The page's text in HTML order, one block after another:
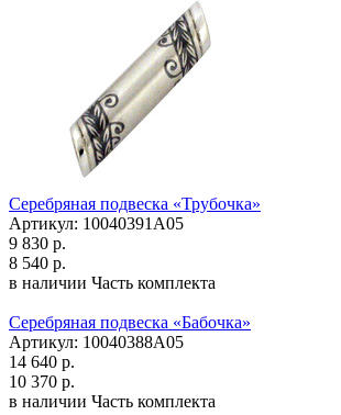
Серебряная подвеска «Трубочка»
Артикул: 10040391А05
9 830 р.
8 540 р.
в наличии Часть комплекта
Серебряная подвеска «Бабочка»
Артикул: 10040388А05
14 640 р.
10 370 р.
в наличии Часть комплекта